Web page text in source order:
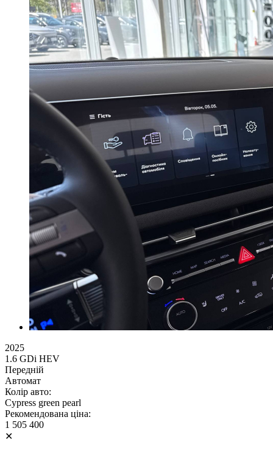
2025
1.6 GDi HEV
Передній
Автомат
Колір авто:
Cypress green pearl
Рекомендована ціна:
1 505 400
✕